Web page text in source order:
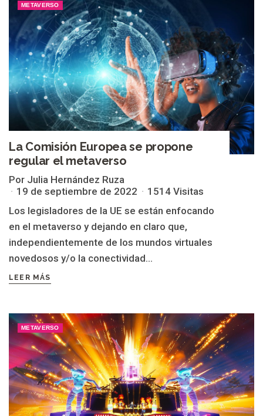
METAVERSO
La Comisión Europea se propone
regular el metaverso
Por Julia Hernández Ruza
19 de septiembre de 2022
1514 Visitas
Los legisladores de la UE se están enfocando
en el metaverso y dejando en claro que,
independientemente de los mundos virtuales
novedosos y/o la conectividad...
LEER MÁS
METAVERSO